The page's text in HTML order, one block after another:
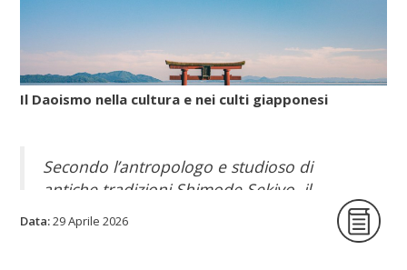
Il Daoismo nella cultura e nei culti giapponesi
Secondo l’antropologo e studioso di
antiche tradizioni Shimode Sekiyo, il
Daoismo popolare, con le sue pratiche per
allungare la vita, giunse nell’arcipelago
Data:29 Aprile 2026